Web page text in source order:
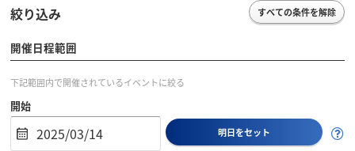
絞り込み すべての条件を解除
開催日程範囲
下記範囲内で開催されているイベントに絞る
開始
明日をセット